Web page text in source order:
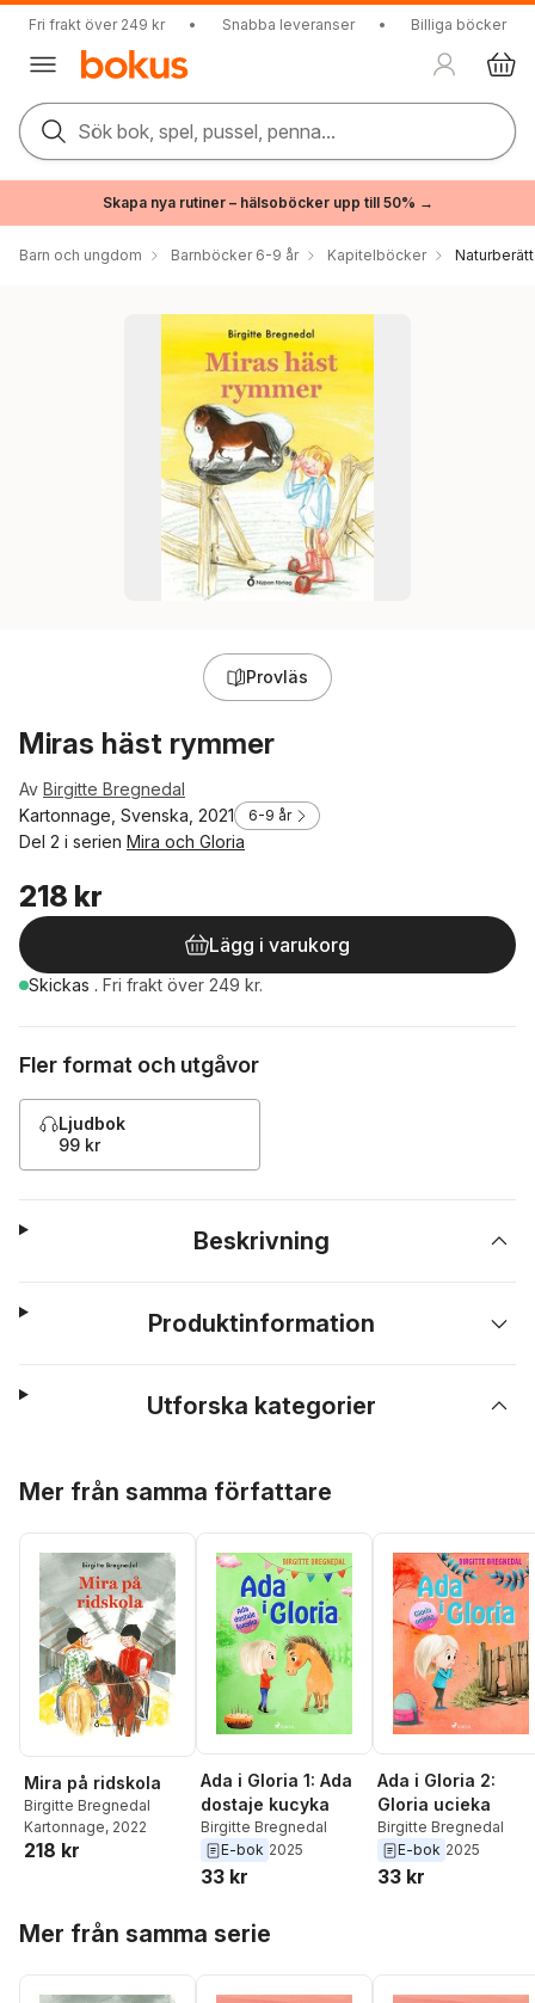
Fri frakt över 249 kr • Snabba leveranser • Billiga böcker
Sök bok, spel, pussel, penna...
Skapa nya rutiner – hälsoböcker upp till 50% →
Barn och ungdom Barnböcker 6-9 år Kapitelböcker
Provläs
Miras häst rymmer
Av Birgitte Bregnedal
Kartonnage, Svenska, 2021
6-9 år
Del 2 i serien Mira och Gloria
218 kr
Lägg i varukorg
Skickas . Fri frakt över 249 kr.
Fler format och utgåvor
Ljudbok
99 kr
Beskrivning
Produktinformation
Utforska kategorier
Mer från samma författare
Mira på ridskola
Birgitte Bregnedal
Kartonnage, 2022
218 kr
Ada i Gloria 1: Ada
dostaje kucyka
Birgitte Bregnedal
E-bok 2025
33 kr
Ada i Gloria 2:
Gloria ucieka
Birgitte Bregnedal
E-bok 2025
33 kr
Mer från samma serie